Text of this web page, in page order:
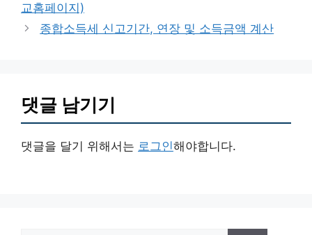
리
교홈페이지)
종합소득세 신고기간, 연장 및 소득금액 계산
댓글 남기기
댓글을 달기 위해서는 로그인해야합니다.